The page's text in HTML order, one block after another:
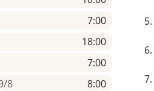
7:00
18:00
7:00
8
8:00